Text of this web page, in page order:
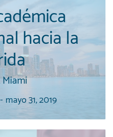
hacia la
Miami
- mayo 31, 2019